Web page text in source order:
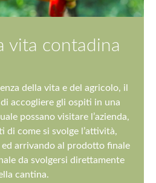
vita contadina
della vita e del agricolo, il
accogliere gli ospiti in una
possano visitare l’azienda,
di come si svolge l’attività,
arrivando al prodotto finale
da svolgersi direttamente
cantina.